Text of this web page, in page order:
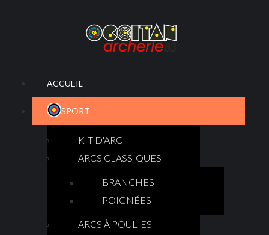
ACCUEIL
SPORT
KIT D'ARC
ARCS CLASSIQUES
BRANCHES
POIGNÉES
ARCS À POULIES